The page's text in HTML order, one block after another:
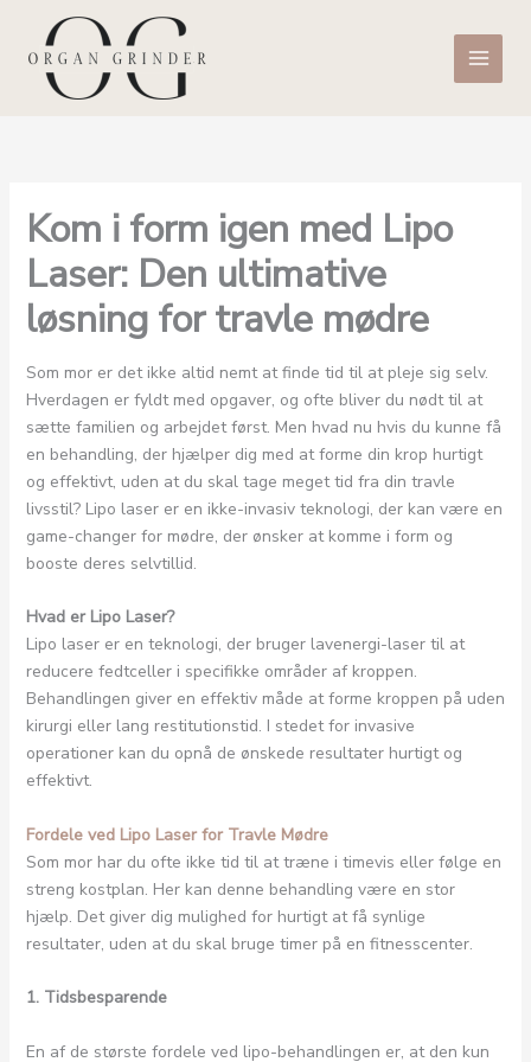
indholdet
Kom i form igen med Lipo
Laser: Den ultimative
løsning for travle mødre
Som mor er det ikke altid nemt at finde tid til at pleje sig selv.
Hverdagen er fyldt med opgaver, og ofte bliver du nødt til at
sætte familien og arbejdet først. Men hvad nu hvis du kunne få
en behandling, der hjælper dig med at forme din krop hurtigt
og effektivt, uden at du skal tage meget tid fra din travle
livsstil? Lipo laser er en ikke-invasiv teknologi, der kan være en
game-changer for mødre, der ønsker at komme i form og
booste deres selvtillid.
Hvad er Lipo Laser?
Lipo laser er en teknologi, der bruger lavenergi-laser til at
reducere fedtceller i specifikke områder af kroppen.
Behandlingen giver en effektiv måde at forme kroppen på uden
kirurgi eller lang restitutionstid. I stedet for invasive
operationer kan du opnå de ønskede resultater hurtigt og
effektivt.
Fordele ved Lipo Laser for Travle Mødre
Som mor har du ofte ikke tid til at træne i timevis eller følge en
streng kostplan. Her kan denne behandling være en stor
hjælp. Det giver dig mulighed for hurtigt at få synlige
resultater, uden at du skal bruge timer på en fitnesscenter.
1. Tidsbesparende
En af de største fordele ved lipo-behandlingen er, at den kun